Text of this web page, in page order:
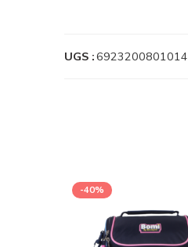
UGS :6923200801014
-40%